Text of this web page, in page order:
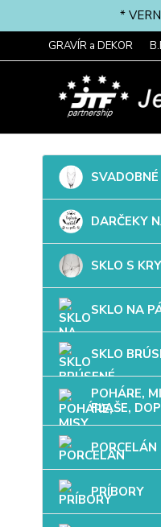
*
GRAVÍR a DEKOR
DARČEKY
SKLO S
SKLO NA
SKLO
POHÁRE,
FĽAŠE,
PORCELÁN
PRÍBORY